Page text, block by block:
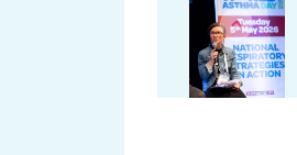
Previous